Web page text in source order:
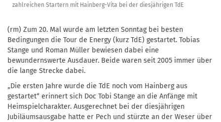
zahlreichen Startern mit Hainberg-Vita bei der diesjährigen TdE
(rm) Zum 20. Mal wurde am letzten Sonntag bei besten
Bedingungen die Tour de Energy (kurz TdE) gestartet. Tobias
Stange und Roman Müller bewiesen dabei eine
bewundernswerte Ausdauer. Beide waren seit 2005 immer über
die lange Strecke dabei.
„Die ersten Jahre wurde die TdE noch vom Hainberg aus
gestartet“ erinnert sich Doc Tobi Stange an die Anfänge mit
Heimspielcharakter. Ausgerechnet bei der diesjährigen
Jubiläumsausgabe hatte er Pech und stürzte an der Weser über